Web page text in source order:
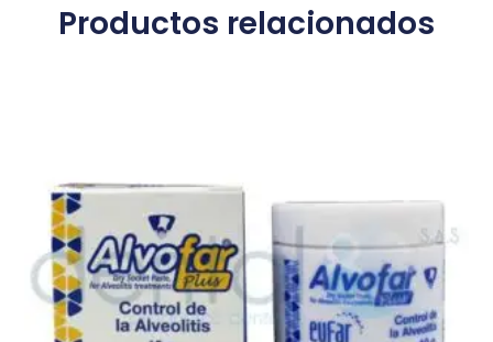
Productos relacionados